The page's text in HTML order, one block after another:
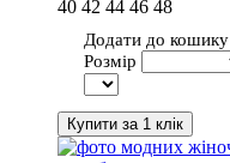
40 42 44 46 48
Додати до кошику
Розмір